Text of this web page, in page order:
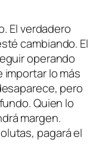
El verdadero
cambiando. El
operando
importar lo más
pero
Quien lo
margen.
pagará el